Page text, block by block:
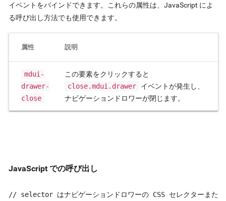
イベントをバインドできます。これらの属性は、JavaScript によ
る呼び出し方法でも使用できます。
属性 説明
mdui-
drawer-
close
この要素をクリックすると
close.mdui.drawer
イベントが発生し、
ナビゲーションドロワーが閉じます。
JavaScript での呼び出し
// selector はナビゲーションドロワーの CSS セレクターまたは